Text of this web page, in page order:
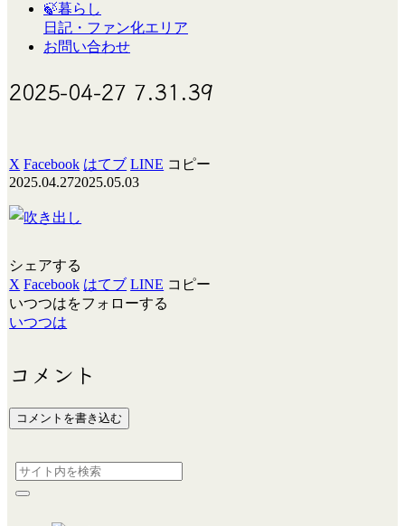
🍃暮らし
日記・ファン化エリア
お問い合わせ
2025-04-27 7.31.39
X Facebook はてブ LINE コピー
2025.04.272025.05.03
シェアする
X Facebook はてブ LINE コピー
いつつはをフォローする
いつつは
コメント
コメントを書き込む